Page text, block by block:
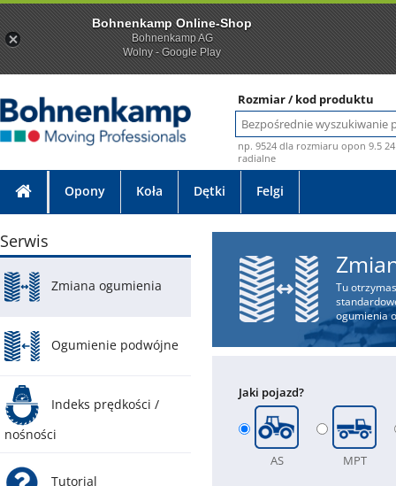
Rozmiar / kod produktu
np. 9524 dla rozmiaru opon 9.5
radialne
Opony Koła Dętki Felgi
Tu
ogumienia
Jaki pojazd?
AS MPT
Serwis
Zmiana ogumienia
Ogumienie podwójne
Indeks prędkości /
nośności
Tutorial
Bohnenkamp Online-Shop
Bohnenkamp AG
Wolny - Google Play